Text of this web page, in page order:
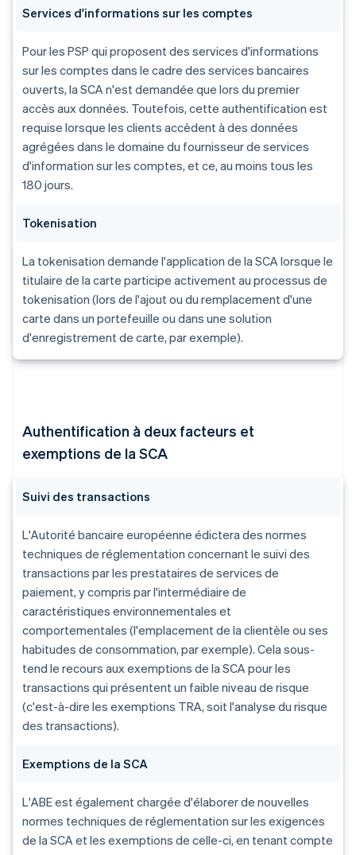
Services d'informations sur les comptes
Pour les PSP qui proposent des services d'informations
sur les comptes dans le cadre des services bancaires
ouverts, la SCA n'est demandée que lors du premier
accès aux données. Toutefois, cette authentification est
requise lorsque les clients accèdent à des données
agrégées dans le domaine du fournisseur de services
d'information sur les comptes, et ce, au moins tous les
180 jours.
Tokenisation
La tokenisation demande l'application de la SCA lorsque le
titulaire de la carte participe activement au processus de
tokenisation (lors de l'ajout ou du remplacement d'une
carte dans un portefeuille ou dans une solution
d'enregistrement de carte, par exemple).
Authentification à deux facteurs et
exemptions de la SCA
Suivi des transactions
L'Autorité bancaire européenne édictera des normes
techniques de réglementation concernant le suivi des
transactions par les prestataires de services de
paiement, y compris par l'intermédiaire de
caractéristiques environnementales et
comportementales (l'emplacement de la clientèle ou ses
habitudes de consommation, par exemple). Cela sous-
tend le recours aux exemptions de la SCA pour les
transactions qui présentent un faible niveau de risque
(c'est-à-dire les exemptions TRA, soit l'analyse du risque
des transactions).
Exemptions de la SCA
L'ABE est également chargée d'élaborer de nouvelles
normes techniques de réglementation sur les exigences
de la SCA et les exemptions de celle-ci, en tenant compte